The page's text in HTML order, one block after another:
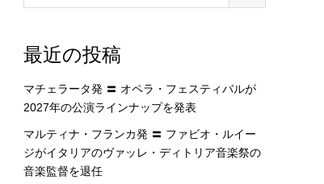
最近の投稿
マチェラータ発 〓 オペラ・フェスティバルが
2027年の公演ラインナップを発表
マルティナ・フランカ発 〓 ファビオ・ルイー
ジがイタリアのヴァッレ・ディトリア音楽祭の
音楽監督を退任